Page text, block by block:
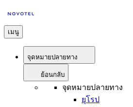
เมนู
จุดหมายปลายทาง
ย้อนกลับ
จุดหมายปลายทาง
ยุโรป